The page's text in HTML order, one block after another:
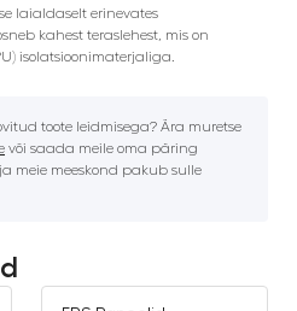
laialdaselt erinevates
kahest teraslehest, mis on
isolatsioonimaterjaliga.
toote leidmisega? Ära muretse
või saada meile oma päring
ja meie meeskond pakub sulle